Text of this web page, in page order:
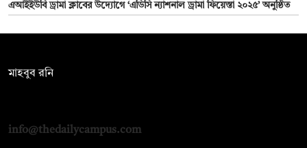
এআইইউবি ড্রামা ক্লাবের উদ্যোগে ‘এডিসি ন্যাশনাল ড্রামা ফিয়েস্তা ২০২৫’ অনুষ্ঠিত
মাহবুব রনি
info@thedailycampus.com